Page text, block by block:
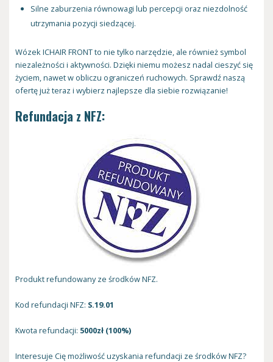
Silne zaburzenia równowagi lub percepcji oraz niezdolność
utrzymania pozycji siedzącej.
Wózek ICHAIR FRONT to nie tylko narzędzie, ale również symbol
niezależności i aktywności. Dzięki niemu możesz nadal cieszyć się
życiem, nawet w obliczu ograniczeń ruchowych. Sprawdź naszą
ofertę już teraz i wybierz najlepsze dla siebie rozwiązanie!
Refundacja z NFZ:
Produkt refundowany ze środków NFZ.
Kod refundacji NFZ: S.19.01
Kwota refundacji: 5000zł (100%)
Interesuje Cię możliwość uzyskania refundacji ze środków NFZ?